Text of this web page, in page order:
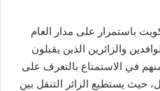
باستمرار على مدار العام
والزائرين الذين يقبلون
في الاستمتاع بالتعرف على
حيث يستطيع الزائر التنقل بين